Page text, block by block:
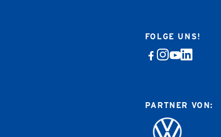
FOLGE UNS!
PARTNER VON: